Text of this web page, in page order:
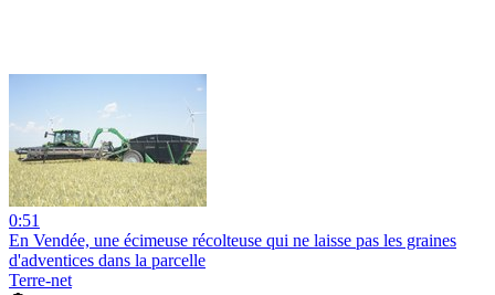
0:51
En Vendée, une écimeuse récolteuse qui ne laisse pas les graines
d'adventices dans la parcelle
Terre-net